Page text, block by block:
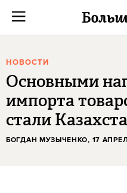
НОВОСТИ
Основными
импорта
стали
БОГДАН МУЗЫЧЕНКО, 17